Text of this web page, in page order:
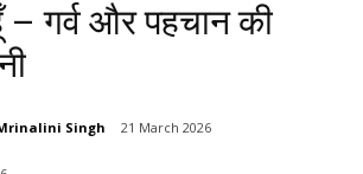
– गर्व और पहचान की
Singh 21 March 2026